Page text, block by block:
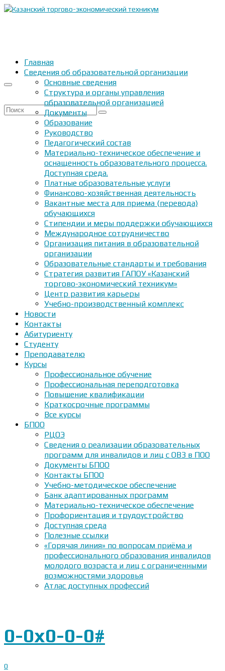
Искать:
Главная
Сведения об образовательной организации
Основные сведения
Структура и органы управления
образовательной организацией
Документы
Образование
Руководство
Педагогический состав
Материально-техническое обеспечение и
оснащенность образовательного процесса.
Доступная среда.
Платные образовательные услуги
Финансово-хозяйственная деятельность
Вакантные места для приема (перевода)
обучающихся
Стипендии и меры поддержки обучающихся
Международное сотрудничество
Организация питания в образовательной
организации
Образовательные стандарты и требования
Стратегия развития ГАПОУ «Казанский
торгово-экономический техникум»
Центр развития карьеры
Учебно-производственный комплекс
Новости
Контакты
Абитуриенту
Студенту
Преподавателю
Курсы
Профессиональное обучение
Профессиональная переподготовка
Повышение квалификации
Краткосрочные программы
Все курсы
БПОО
РЦОЭ
Сведения о реализации образовательных
программ для инвалидов и лиц с ОВЗ в ПОО
Документы БПОО
Контакты БПОО
Учебно-методическое обеспечение
Банк адаптированных программ
Материально-техническое обеспечение
Профориентация и трудоустройство
Доступная среда
Полезные ссылки
«Горячая линия» по вопросам приёма и
профессионального образования инвалидов
молодого возраста и лиц с ограниченными
возможностями здоровья
Атлас доступных профессий
0-0x0-0-0#
0